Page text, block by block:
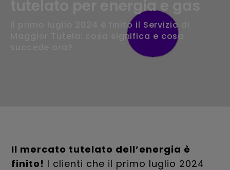
tutelato per energia e gas
Il primo luglio 2024 è finito il Servizio di
Maggior Tutela: cosa significa e cosa
Il mercato tutelato dell’energia è
finito! I clienti che il primo luglio 2024